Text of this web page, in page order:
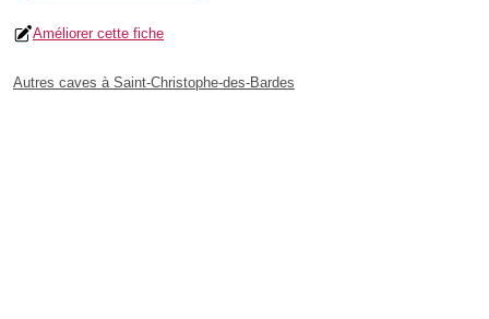
Améliorer cette fiche
Autres caves à Saint-Christophe-des-Bardes